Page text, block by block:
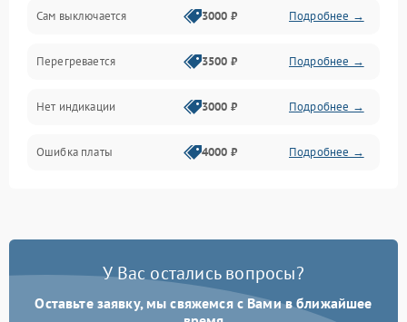
Сам выключается 3000 ₽ Подробнее →
Перегревается 3500 ₽ Подробнее →
Нет индикации 3000 ₽ Подробнее →
Ошибка платы 4000 ₽ Подробнее →
У Вас остались вопросы?
Оставьте заявку, мы свяжемся с Вами в ближайшее